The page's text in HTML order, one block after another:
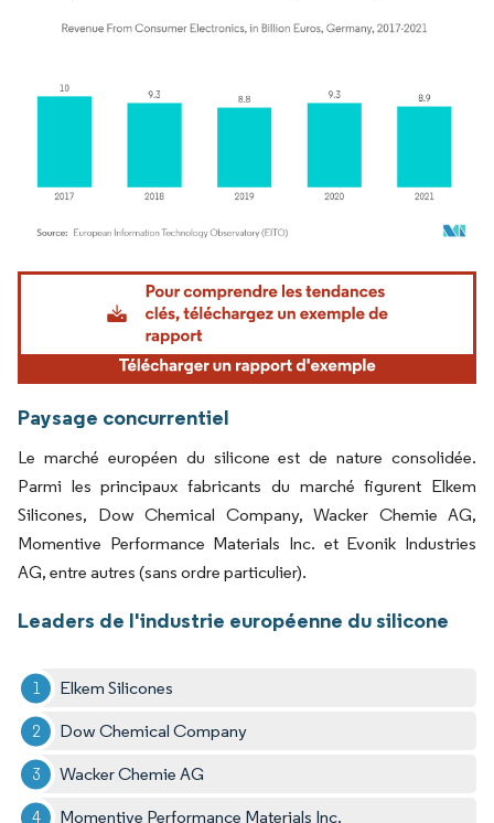
Image © Mordor Intelligence. La réutilisation nécessite une attribution sous CC BY
Paysage concurrentiel
Le marché européen du silicone est de nature consolidée.
Parmi les principaux fabricants du marché figurent Elkem
Silicones, Dow Chemical Company, Wacker Chemie AG,
Momentive Performance Materials Inc. et Evonik Industries
AG, entre autres (sans ordre particulier).
Leaders de l'industrie européenne du silicone
Elkem Silicones
Dow Chemical Company
Wacker Chemie AG
Momentive Performance Materials Inc.